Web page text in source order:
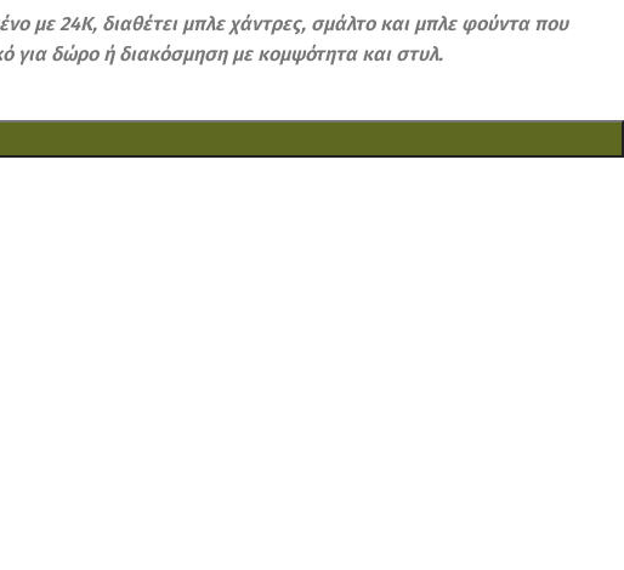
με 24Κ, διαθέτει μπλε χάντρες, σμάλτο και μπλε φούντα που
για δώρο ή διακόσμηση με κομψότητα και στυλ.